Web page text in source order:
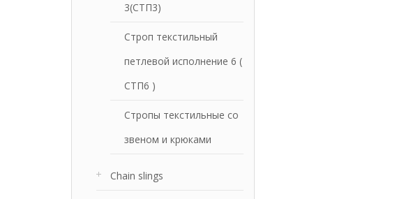
3(СТП3)
Строп текстильный
петлевой исполнение 6 (
СТП6 )
Стропы текстильные со
звеном и крюками
Chain slings